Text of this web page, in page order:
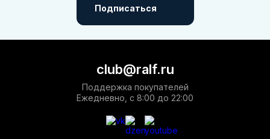
Подписаться
club@ralf.ru
Поддержка покупателей
Ежедневно, с 8:00 до 22:00